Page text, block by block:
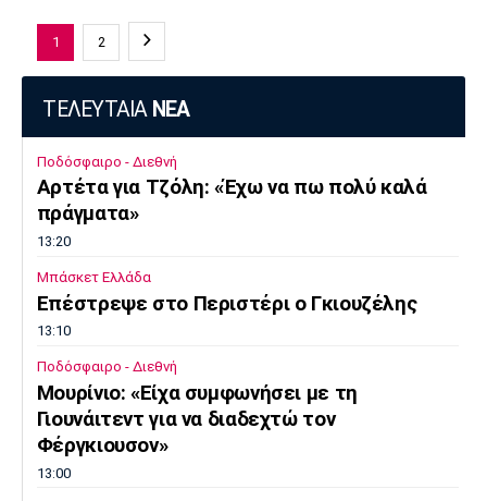
1 2
ΤΕΛΕΥΤΑΙΑ ΝΕΑ
Ποδόσφαιρο - Διεθνή
Αρτέτα για Τζόλη: «Έχω να πω πολύ καλά
πράγματα»
13:20
Μπάσκετ Ελλάδα
Επέστρεψε στο Περιστέρι ο Γκιουζέλης
13:10
Ποδόσφαιρο - Διεθνή
Μουρίνιο: «Είχα συμφωνήσει με τη
Γιουνάιτεντ για να διαδεχτώ τον
Φέργκιουσον»
13:00